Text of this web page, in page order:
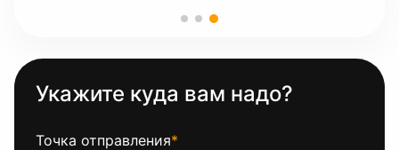
Укажите куда вам надо?
Точка отправления*